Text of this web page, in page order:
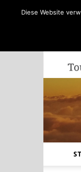
Diese Website